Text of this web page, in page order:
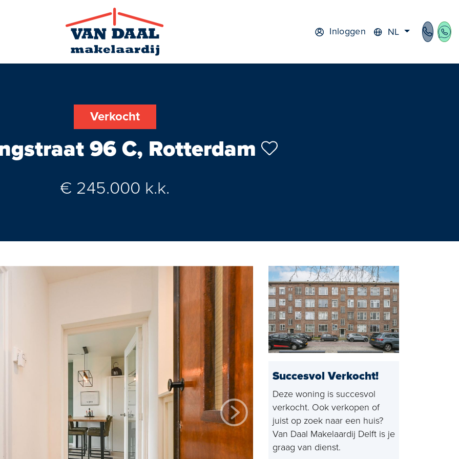
Inloggen NL
Zoekopdracht
Vestiging Rijswijk
Verkocht
96 C, Rotterdam
€ 245.000 k.k.
Succesvol Verkocht!
Deze woning is succesvol
verkocht. Ook verkopen of
juist op zoek naar een huis?
Van Daal Makelaardij Delft is je
graag van dienst.